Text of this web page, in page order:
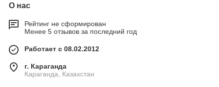
О нас
Рейтинг не сформирован
Менее 5 отзывов за последний год
Работает с 08.02.2012
г. Караганда
Караганда, Казахстан